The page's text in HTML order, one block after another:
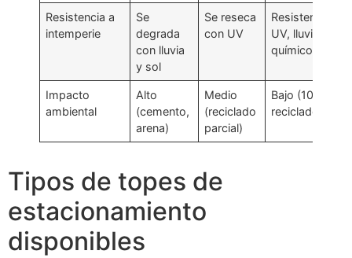
Resistencia a
intemperie
Se
degrada
con lluvia
y sol
Se reseca
con UV
Resistente a
UV, lluvia y
químicos
Impacto
ambiental
Alto
(cemento,
arena)
Medio
(reciclado
parcial)
Bajo (100%
reciclado)
Tipos de topes de
estacionamiento
disponibles